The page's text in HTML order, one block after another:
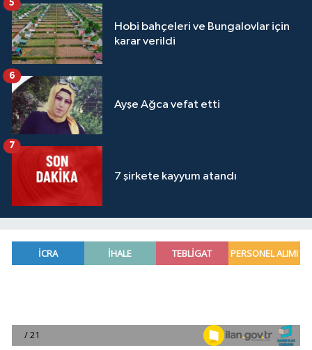
Hobi bahçeleri ve Bungalovlar için
karar verildi
5
Ayşe Ağca vefat etti
6
7 şirkete kayyum atandı
7